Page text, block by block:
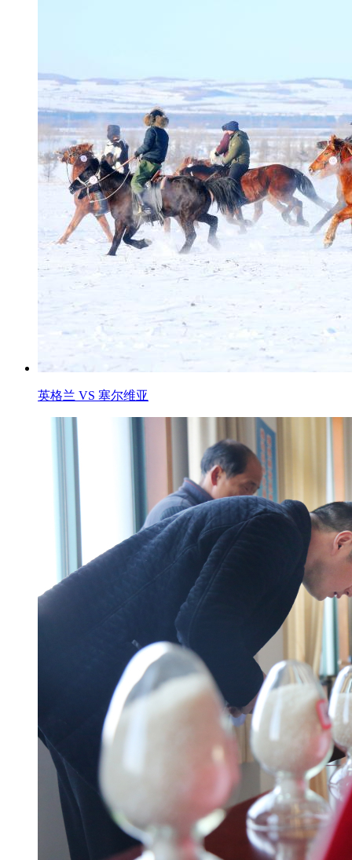
英格兰 VS 塞尔维亚